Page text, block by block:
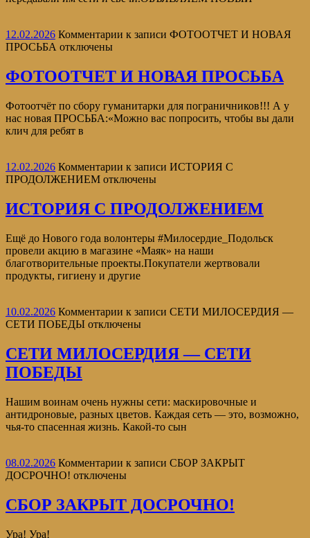
12.02.2026 Комментарии к записи ФОТООТЧЕТ И НОВАЯ
ПРОСЬБА отключены
ФОТООТЧЕТ И НОВАЯ ПРОСЬБА
Фотоотчёт по сбору гуманитарки для пограничников!!! А у
нас новая ПРОСЬБА:«Можно вас попросить, чтобы вы дали
клич для ребят в
12.02.2026 Комментарии к записи ИСТОРИЯ С
ПРОДОЛЖЕНИЕМ отключены
ИСТОРИЯ С ПРОДОЛЖЕНИЕМ
Ещё до Нового года волонтеры #Милосердие_Подольск
провели акцию в магазине «Маяк» на наши
благотворительные проекты.Покупатели жертвовали
продукты, гигиену и другие
10.02.2026 Комментарии к записи СЕТИ МИЛОСЕРДИЯ —
СЕТИ ПОБЕДЫ отключены
СЕТИ МИЛОСЕРДИЯ — СЕТИ
ПОБЕДЫ
Нашим воинам очень нужны сети: маскировочные и
антидроновые, разных цветов. Каждая сеть — это, возможно,
чья-то спасенная жизнь. Какой-то сын
08.02.2026 Комментарии к записи СБОР ЗАКРЫТ
ДОСРОЧНО! отключены
СБОР ЗАКРЫТ ДОСРОЧНО!
Ура! Ура!